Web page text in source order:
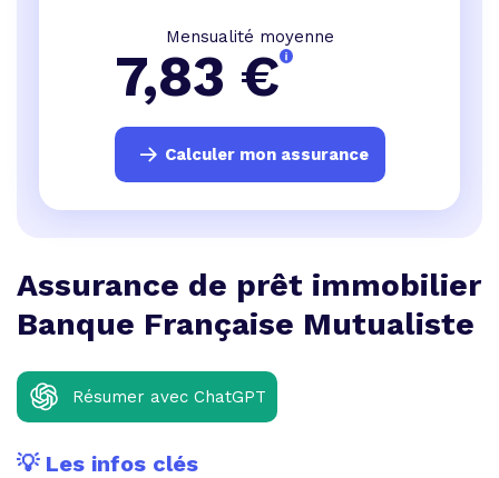
Mensualité moyenne
7,83 €
Calculer mon assurance
Assurance de prêt immobilier
Banque Française Mutualiste
Résumer avec ChatGPT
💡 Les infos clés